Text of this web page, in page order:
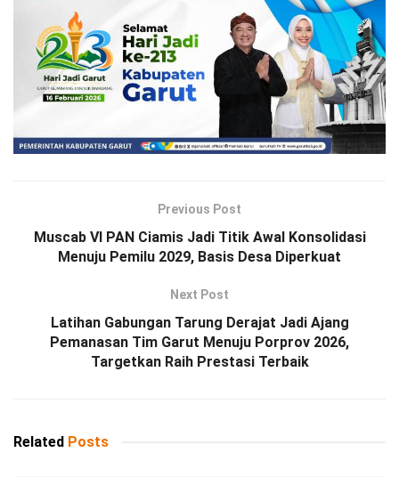
Previous Post
Muscab VI PAN Ciamis Jadi Titik Awal Konsolidasi
Menuju Pemilu 2029, Basis Desa Diperkuat
Next Post
Latihan Gabungan Tarung Derajat Jadi Ajang
Pemanasan Tim Garut Menuju Porprov 2026,
Targetkan Raih Prestasi Terbaik
Related Posts